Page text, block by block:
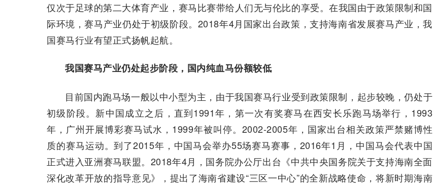
仅次于足球的第二大体育产业，赛马比赛带给人们无与伦比的享受。在我国由于政策限制和国
际环境，赛马产业仍处于初级阶段。2018年4月国家出台政策，支持海南省发展赛马产业，我
国赛马行业有望正式扬帆起航。
我国赛马产业仍处起步阶段，国内纯血马份额较低
目前国内跑马场一般以中小型为主，由于我国赛马行业受到政策限制，起步较晚，仍处于
初级阶段。新中国成立之后，直到1991年，第一次有奖赛马在西安长乐跑马场举行，1993
年，广州开展博彩赛马试水，1999年被叫停。2002-2005年，国家出台相关政策严禁赌博性
质的赛马运动。到了2015年，中国马会举办55场赛马赛事，2016年1月，中国马会代表中国
正式进入亚洲赛马联盟。2018年4月，国务院办公厅出台《中共中央国务院关于支持海南全面
深化改革开放的指导意见》，提出了海南省建设“三区一中心”的全新战略使命，将新时期海南